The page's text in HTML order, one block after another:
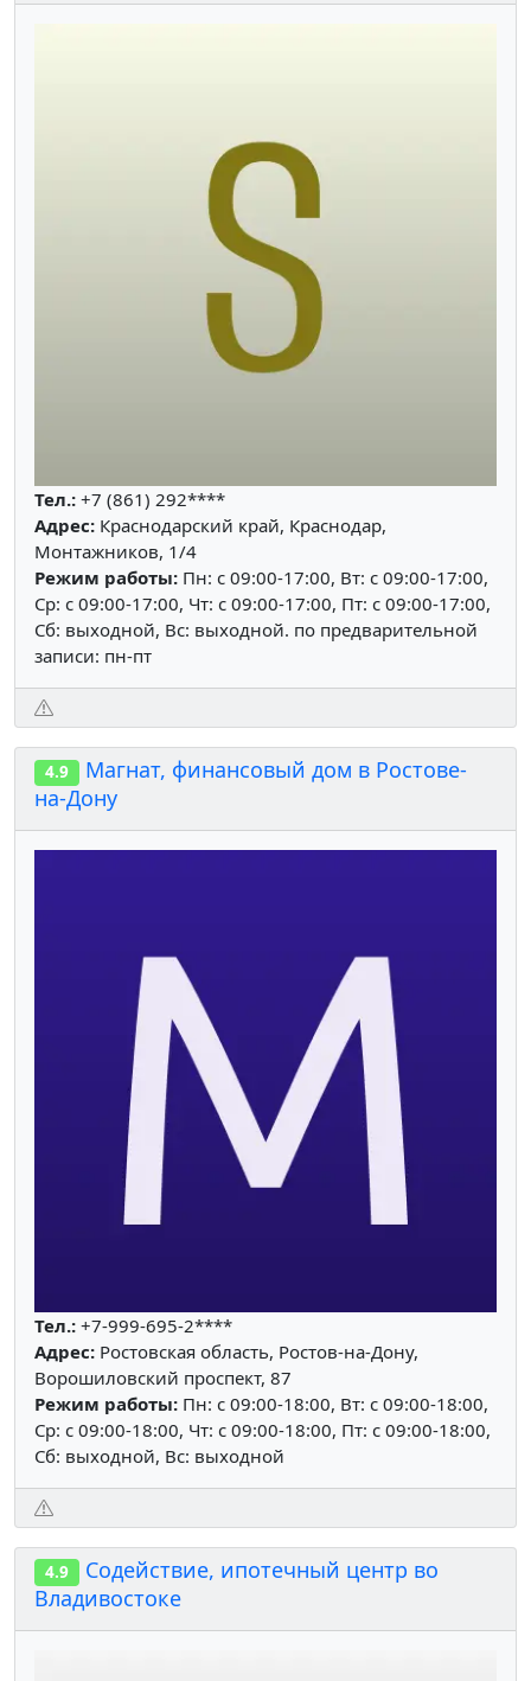
Тел.: +7 (861) 292****
Адрес: Краснодарский край, Краснодар,
Монтажников, 1/4
Режим работы: Пн: c 09:00-17:00, Вт: c 09:00-17:00,
Ср: c 09:00-17:00, Чт: c 09:00-17:00, Пт: c 09:00-17:00,
Сб: выходной, Вс: выходной. по предварительной
записи: пн-пт
4.9
Магнат, финансовый дом в Ростове-
на-Дону
Тел.: +7-999-695-2****
Адрес: Ростовская область, Ростов-на-Дону,
Ворошиловский проспект, 87
Режим работы: Пн: c 09:00-18:00, Вт: c 09:00-18:00,
Ср: c 09:00-18:00, Чт: c 09:00-18:00, Пт: c 09:00-18:00,
Сб: выходной, Вс: выходной
4.9
Содействие, ипотечный центр во
Владивостоке